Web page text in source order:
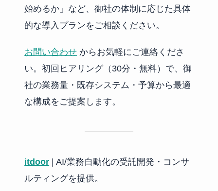
始めるか」など、御社の体制に応じた具体
的な導入プランをご相談ください。
お問い合わせ からお気軽にご連絡くださ
い。初回ヒアリング（30分・無料）で、御
社の業務量・既存システム・予算から最適
な構成をご提案します。
itdoor | AI/業務自動化の受託開発・コンサ
ルティングを提供。